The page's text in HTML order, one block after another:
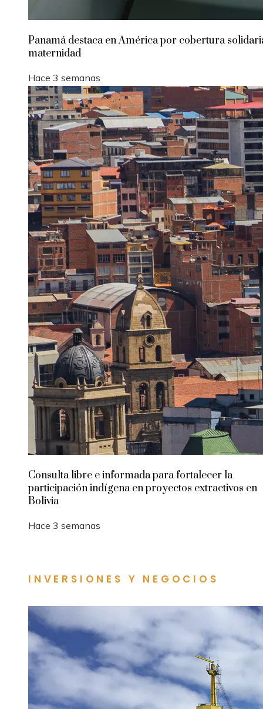
Panamá destaca en América por cobertura
maternidad
Hace 3 semanas
Consulta libre e informada para fortalecer la
participación indígena en proyectos extractivos en
Bolivia
Hace 3 semanas
INVERSIONES Y NEGOCIOS